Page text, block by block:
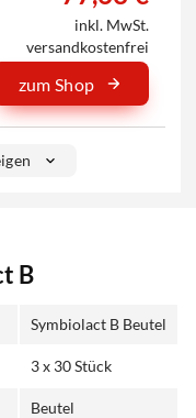
inkl. MwSt.
versandkostenfrei
zum Shop
B
Symbiolact B Beutel
3 x 30 Stück
Beutel